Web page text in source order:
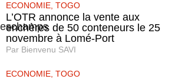
ECONOMIE TOGO
L’OTR annonce la vente aux
enchères de 50 conteneurs le 25
novembre à Lomé-Port
Par Bienvenu SAVI
ECONOMIE TOGO